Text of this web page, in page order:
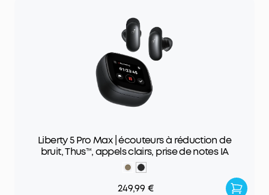
Liberty 5 Pro Max | écouteurs à réduction de
bruit, Thus™, appels clairs, prise de notes IA
249,99 €